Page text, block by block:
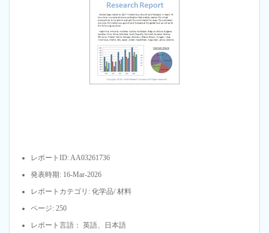
レポートID: AA03261736
発表時期: 16-Mar-2026
レポートカテゴリ: 化学品/ 材料
ページ: 250
レポート言語： 英語、日本語